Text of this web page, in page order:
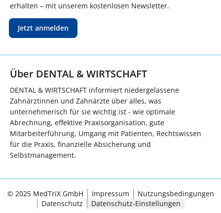
erhalten – mit unserem kostenlosen Newsletter.
Jetzt anmelden
Über DENTAL & WIRTSCHAFT
DENTAL & WIRTSCHAFT informiert niedergelassene
Zahnärztinnen und Zahnärzte über alles, was
unternehmerisch für sie wichtig ist - wie optimale
Abrechnung, effektive Praxisorganisation, gute
Mitarbeiterführung, Umgang mit Patienten, Rechtswissen
für die Praxis, finanzielle Absicherung und
Selbstmanagement.
© 2025 MedTriX GmbH Impressum
Nutzungsbedingungen
Datenschutz
Datenschutz-Einstellungen